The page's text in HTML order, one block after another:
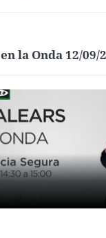
la Onda 12/09/